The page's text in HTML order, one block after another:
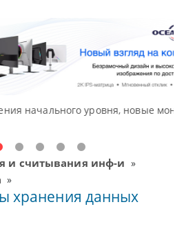
уровня, новые мониторы
и считывания инф-и »
»
хранения данных